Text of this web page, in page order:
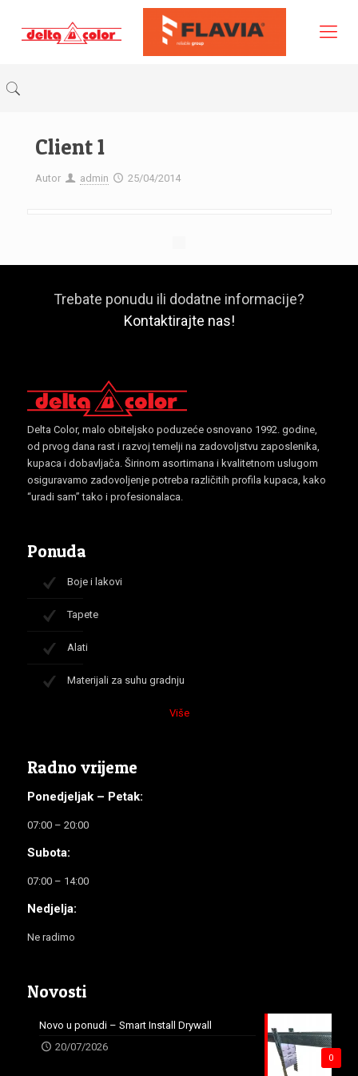
Client 1
Autor admin 25/04/2014
Trebate ponudu ili dodatne informacije?
Kontaktirajte nas!
Delta Color, malo obiteljsko poduzeće osnovano 1992. godine,
od prvog dana rast i razvoj temelji na zadovoljstvu zaposlenika,
kupaca i dobavljača. Širinom asortimana i kvalitetnom uslugom
osiguravamo zadovoljenje potreba različitih profila kupaca, kako
“uradi sam” tako i profesionalaca.
Ponuda
Boje i lakovi
Tapete
Alati
Materijali za suhu gradnju
Više
Radno vrijeme
Ponedjeljak – Petak:
07:00 – 20:00
Subota:
07:00 – 14:00
Nedjelja:
Ne radimo
Novosti
0
Novo u ponudi – Smart Install Drywall
20/07/2026